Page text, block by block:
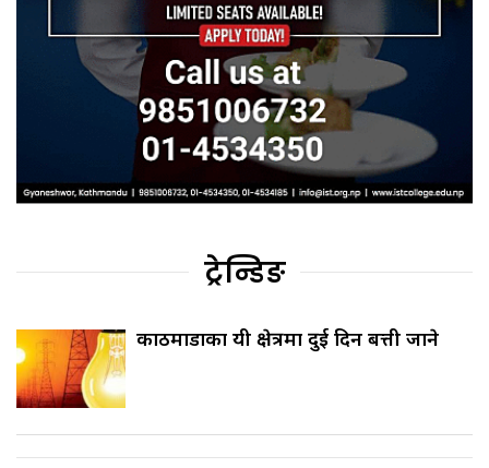
ट्रेन्डिङ
काठमाडौँका यी क्षेत्रमा दुई दिन बत्ती जाने